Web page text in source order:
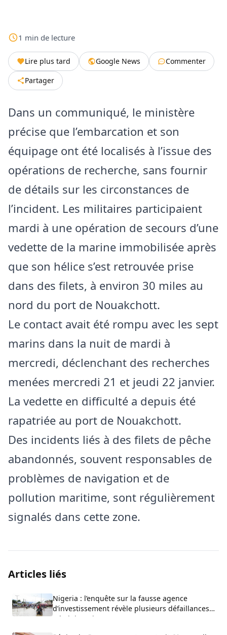
1 min de lecture
Lire plus tard Google News
Commenter
Partager
Dans un communiqué, le ministère
précise que l’embarcation et son
équipage ont été localisés à l’issue des
opérations de recherche, sans fournir
de détails sur les circonstances de
l’incident. Les militaires participaient
mardi à une opération de secours d’une
vedette de la marine immobilisée après
que son hélice s’est retrouvée prise
dans des filets, à environ 30 miles au
nord du port de Nouakchott.
Le contact avait été rompu avec les sept
marins dans la nuit de mardi à
mercredi, déclenchant des recherches
menées mercredi 21 et jeudi 22 janvier.
La vedette en difficulté a depuis été
rapatriée au port de Nouakchott.
Des incidents liés à des filets de pêche
abandonnés, souvent responsables de
problèmes de navigation et de
pollution maritime, sont régulièrement
signalés dans cette zone.
Articles liés
Nigeria : l’enquête sur la fausse agence
d’investissement révèle plusieurs défaillances
administratives